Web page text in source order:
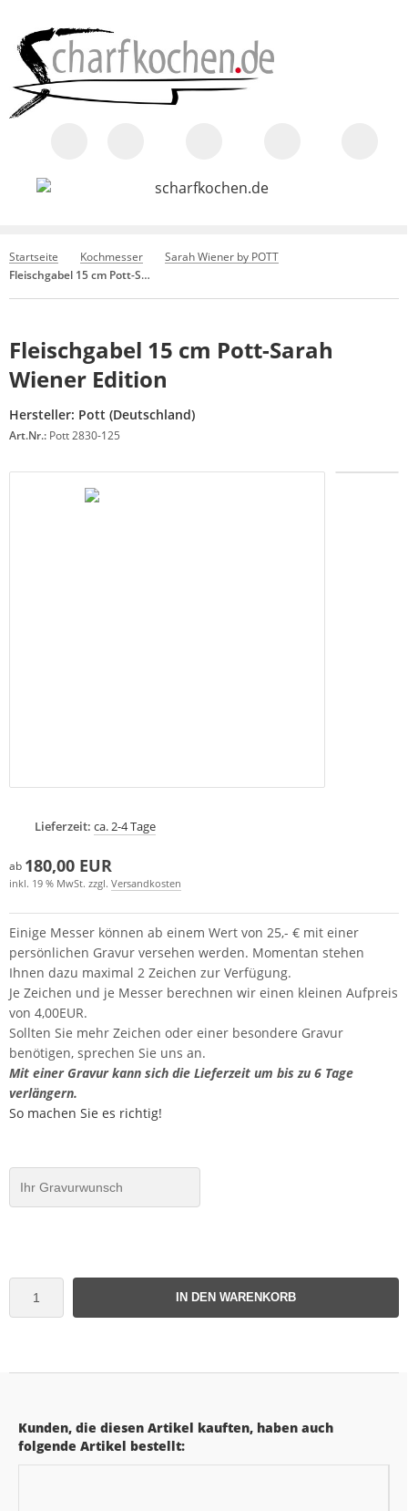
Startseite Kochmesser
Sarah Wiener by POTT
Fleischgabel 15 cm Pott-Sarah Wiener Edition
Fleischgabel 15 cm Pott-Sarah
Wiener Edition
Hersteller: Pott (Deutschland)
Art.Nr.: Pott 2830-125
Lieferzeit: ca. 2-4 Tage
ab 180,00 EUR
inkl. 19 % MwSt. zzgl. Versandkosten
Einige Messer können ab einem Wert von 25,- € mit einer
persönlichen Gravur versehen werden. Momentan stehen
Ihnen dazu maximal 2 Zeichen zur Verfügung.
Je Zeichen und je Messer berechnen wir einen kleinen Aufpreis
von 4,00EUR.
Sollten Sie mehr Zeichen oder einer besondere Gravur
benötigen, sprechen Sie uns an.
Mit einer Gravur kann sich die Lieferzeit um bis zu 6 Tage
verlängern.
So machen Sie es richtig!
IN DEN WARENKORB
Kunden, die diesen Artikel kauften, haben auch
folgende Artikel bestellt: